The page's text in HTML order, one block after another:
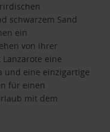
schwarzem Sand
ein
von ihrer
eine
und eine einzigartige
für einen
mit dem